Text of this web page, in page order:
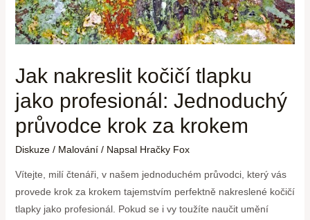
Jak nakreslit kočičí tlapku
jako profesionál: Jednoduchý
průvodce krok za krokem
Diskuze / Malování/ Napsal Hračky Fox
Vítejte, milí čtenáři, v našem jednoduchém průvodci, který vás
provede krok za krokem tajemstvím perfektně nakreslené kočičí
tlapky jako profesionál. Pokud se i vy toužíte naučit umění